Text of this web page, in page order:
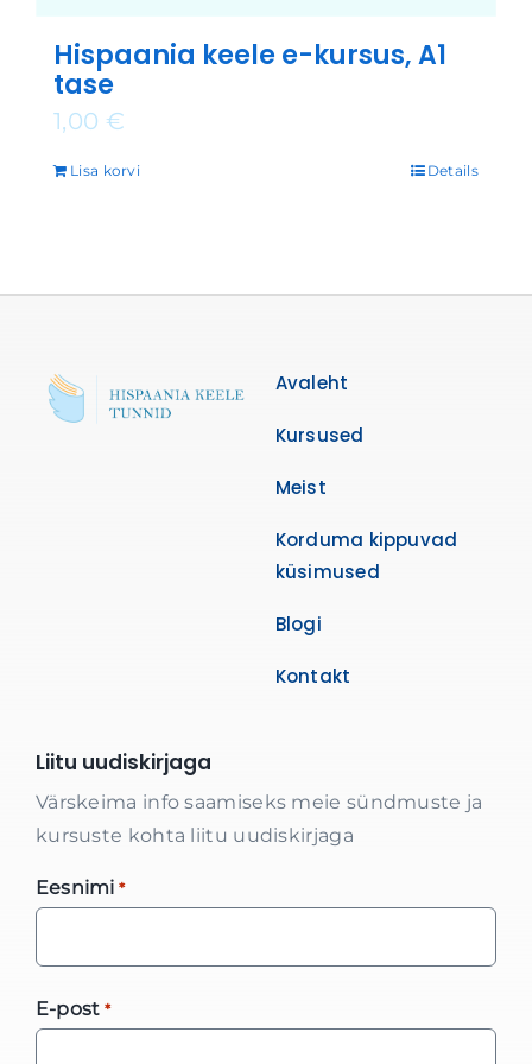
Hispaania keele e-kursus, A1
tase
1,00 €
Lisa korvi Details
Avaleht
Kursused
Meist
Korduma kippuvad
küsimused
Blogi
Kontakt
Liitu uudiskirjaga
Värskeima info saamiseks meie sündmuste ja
kursuste kohta liitu uudiskirjaga
Eesnimi *
E-post *